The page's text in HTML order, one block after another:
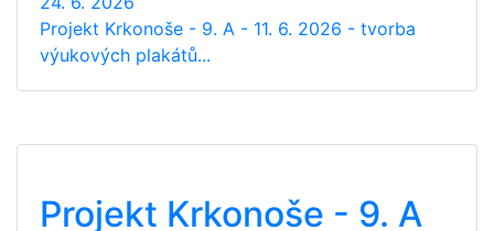
Projekt Krkonoše - 9. A - 11. 6. 2026 - tvorba
výukových plakátů...
Projekt Krkonoše - 9. A